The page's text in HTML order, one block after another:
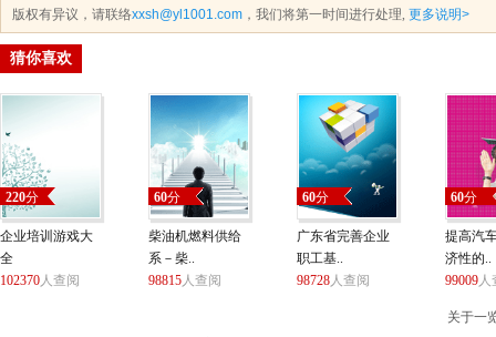
版权有异议，请联络xxsh@yl1001.com ，我们将第一时间进行处理, 更多说明>
猜你喜欢
220分
企业培训游戏大
全
102370人查阅
60分
柴油机燃料供给
系－柴..
98815人查阅
60分
广东省完善企业
职工基..
98728人查阅
60分
提高汽
济性的..
99009人
关于一